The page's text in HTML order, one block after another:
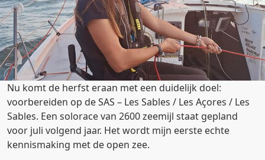
Nu komt de herfst eraan met een duidelijk doel:
voorbereiden op de SAS – Les Sables / Les Açores / Les
Sables. Een solorace van 2600 zeemijl staat gepland
voor juli volgend jaar. Het wordt mijn eerste echte
kennismaking met de open zee.